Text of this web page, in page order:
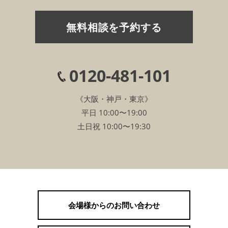
無料相談を予約する
0120-481-101
《大阪・神戸・東京》
平日 10:00〜19:00
土日祝 10:00〜19:30
会場様からのお問い合わせ